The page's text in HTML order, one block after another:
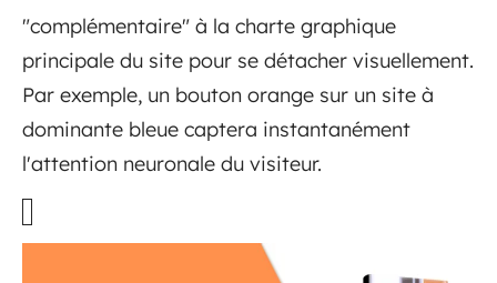
"complémentaire" à la charte graphique
principale du site pour se détacher visuellement.
Par exemple, un bouton orange sur un site à
dominante bleue captera instantanément
l'attention neuronale du visiteur.